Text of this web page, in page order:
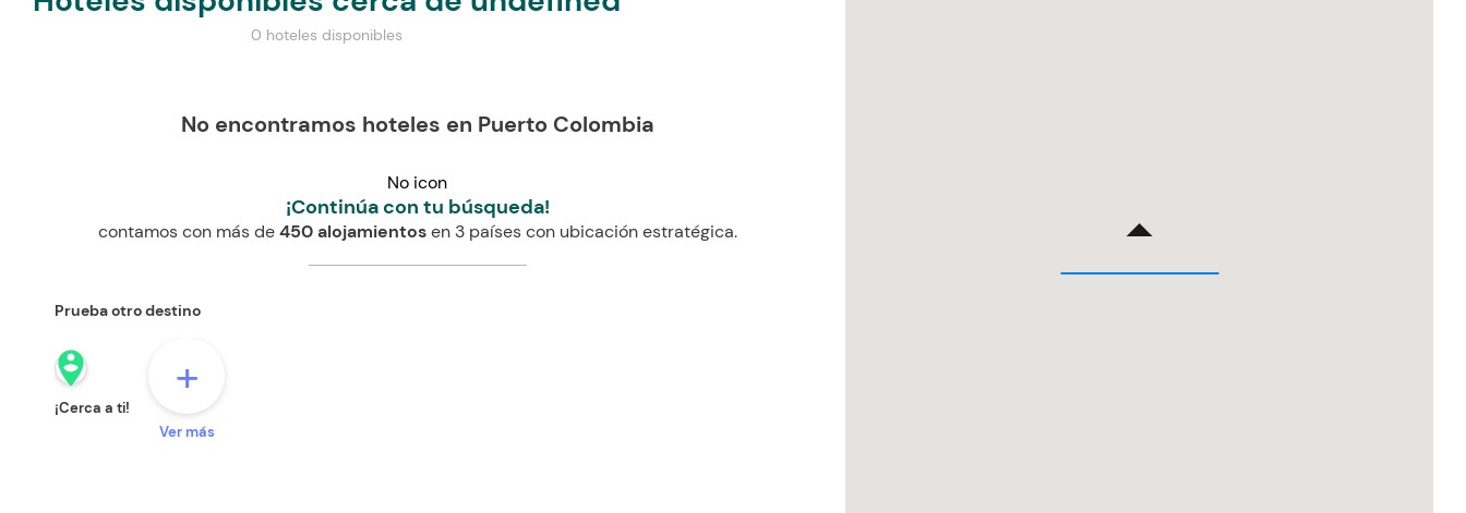
0 hoteles disponibles
No encontramos hoteles en Puerto Colombia
No icon
¡Continúa con tu búsqueda!
contamos con más de450 alojamientosen 3 países con ubicación estratégica.
Prueba otro destino
person_pin_circle
¡Cerca a ti!
+
Ver más